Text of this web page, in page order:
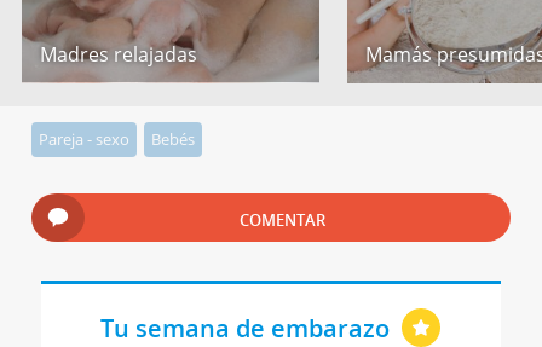
Madres relajadas Mamás
Pareja - sexo Bebés
COMENTAR
Tu semana de embarazo